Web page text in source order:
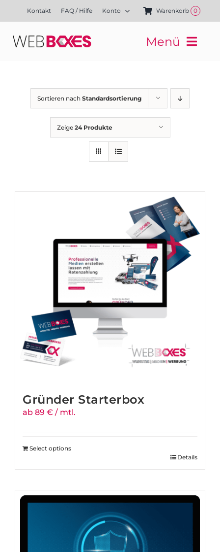
Kontakt FAQ / Hilfe Konto Warenkorb 0
Menü
Kampagnen
Referenzen
Finanzierung
Sortieren nach Standardsortierung
Zeige 24 Produkte
Gründer Starterbox
ab 89 € / mtl.
Select options
Details